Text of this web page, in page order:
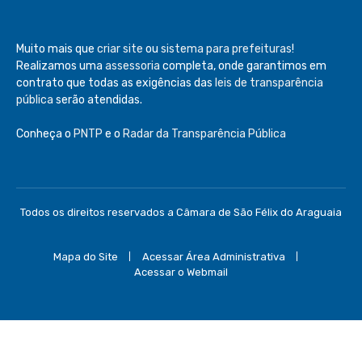
Muito mais que criar site ou sistema para prefeituras!
Realizamos uma assessoria completa, onde garantimos em
contrato que todas as exigências das leis de transparência
pública serão atendidas.
Conheça o PNTP e o Radar da Transparência Pública
Todos os direitos reservados a Câmara de São Félix do Araguaia
Mapa do Site
Acessar Área Administrativa
Acessar o Webmail